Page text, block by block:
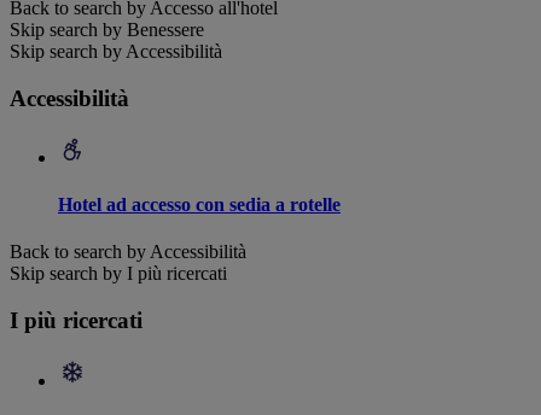
Back to search by Accesso all'hotel
Skip search by Benessere
Skip search by Accessibilità
Accessibilità
Hotel ad accesso con sedia a rotelle
Back to search by Accessibilità
Skip search by I più ricercati
I più ricercati